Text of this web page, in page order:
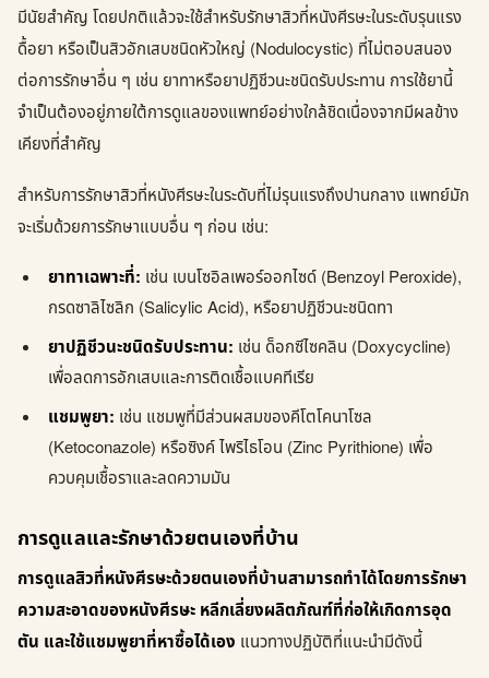
มีนัยสำคัญ โดยปกติแล้วจะใช้สำหรับรักษาสิวที่หนังศีรษะในระดับรุนแรง
ดื้อยา หรือเป็นสิวอักเสบชนิดหัวใหญ่ (Nodulocystic) ที่ไม่ตอบสนอง
ต่อการรักษาอื่น ๆ เช่น ยาทาหรือยาปฏิชีวนะชนิดรับประทาน การใช้ยานี้
จำเป็นต้องอยู่ภายใต้การดูแลของแพทย์อย่างใกล้ชิดเนื่องจากมีผลข้าง
เคียงที่สำคัญ
สำหรับการรักษาสิวที่หนังศีรษะในระดับที่ไม่รุนแรงถึงปานกลาง แพทย์มัก
จะเริ่มด้วยการรักษาแบบอื่น ๆ ก่อน เช่น:
ยาทาเฉพาะที่: เช่น เบนโซอิลเพอร์ออกไซด์ (Benzoyl Peroxide),
กรดซาลิไซลิก (Salicylic Acid), หรือยาปฏิชีวนะชนิดทา
ยาปฏิชีวนะชนิดรับประทาน: เช่น ด็อกซีไซคลิน (Doxycycline)
เพื่อลดการอักเสบและการติดเชื้อแบคทีเรีย
แชมพูยา: เช่น แชมพูที่มีส่วนผสมของคีโตโคนาโซล
(Ketoconazole) หรือซิงค์ ไพริไธโอน (Zinc Pyrithione) เพื่อ
ควบคุมเชื้อราและลดความมัน
การดูแลและรักษาด้วยตนเองที่บ้าน
การดูแลสิวที่หนังศีรษะด้วยตนเองที่บ้านสามารถทำได้โดยการรักษา
ความสะอาดของหนังศีรษะ หลีกเลี่ยงผลิตภัณฑ์ที่ก่อให้เกิดการอุด
ตัน และใช้แชมพูยาที่หาซื้อได้เอง แนวทางปฏิบัติที่แนะนำมีดังนี้